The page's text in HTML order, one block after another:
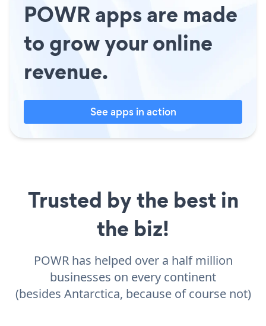
POWR apps are made
to grow your online
revenue.
See apps in action
Trusted by the best in
the biz!
POWR has helped over a half million
businesses on every continent
(besides Antarctica, because of course not)